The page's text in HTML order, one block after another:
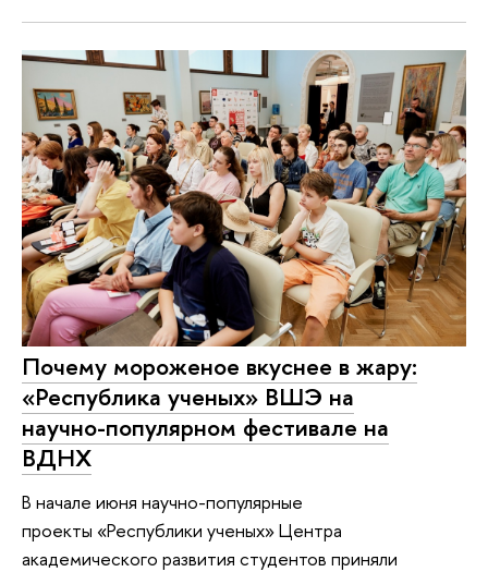
Почему мороженое вкуснее в жару:
«Республика ученых» ВШЭ на
научно-популярном фестивале на
ВДНХ
В начале июня научно-популярные
проекты «Республики ученых» Центра
академического развития студентов приняли